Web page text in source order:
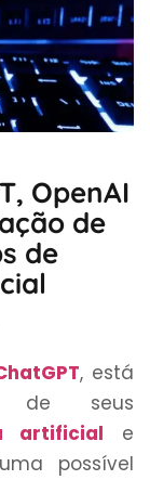
OpenAI
de
de
, está
de seus
artificial e
possível